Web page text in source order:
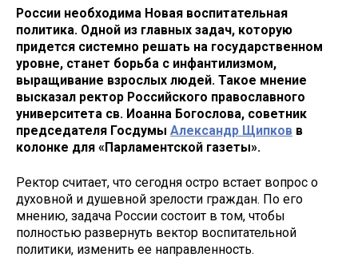
России необходима Новая воспитательная
политика. Одной из главных задач, которую
придется системно решать на государственном
уровне, станет борьба с инфантилизмом,
выращивание взрослых людей. Такое мнение
высказал ректор Российского православного
университета св. Иоанна Богослова, советник
председателя Госдумы Александр Щипков в
колонке для «Парламентской газеты».
Ректор считает, что сегодня остро встает вопрос о
духовной и душевной зрелости граждан. По его
мнению, задача России состоит в том, чтобы
полностью развернуть вектор воспитательной
политики, изменить ее направленность.